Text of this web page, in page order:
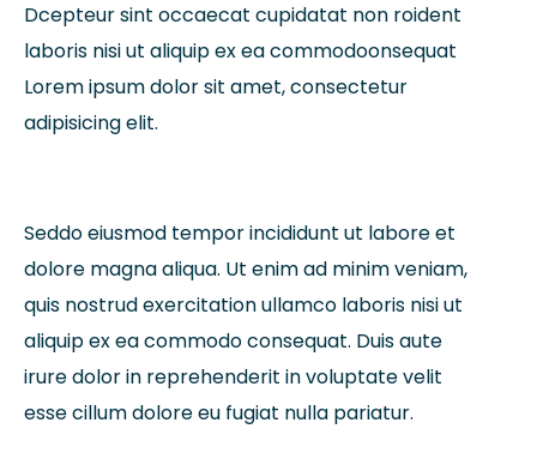
Dcepteur sint occaecat cupidatat non roident
laboris nisi ut aliquip ex ea commodoonsequat
Lorem ipsum dolor sit amet, consectetur
adipisicing elit.
Seddo eiusmod tempor incididunt ut labore et
dolore magna aliqua. Ut enim ad minim veniam,
quis nostrud exercitation ullamco laboris nisi ut
aliquip ex ea commodo consequat. Duis aute
irure dolor in reprehenderit in voluptate velit
esse cillum dolore eu fugiat nulla pariatur.